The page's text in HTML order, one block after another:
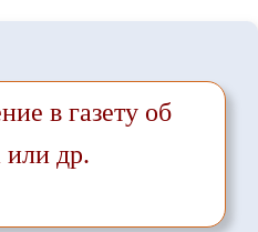
в газету об
или др.